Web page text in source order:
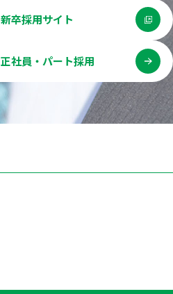
新卒採用サイト
正社員・パート採用